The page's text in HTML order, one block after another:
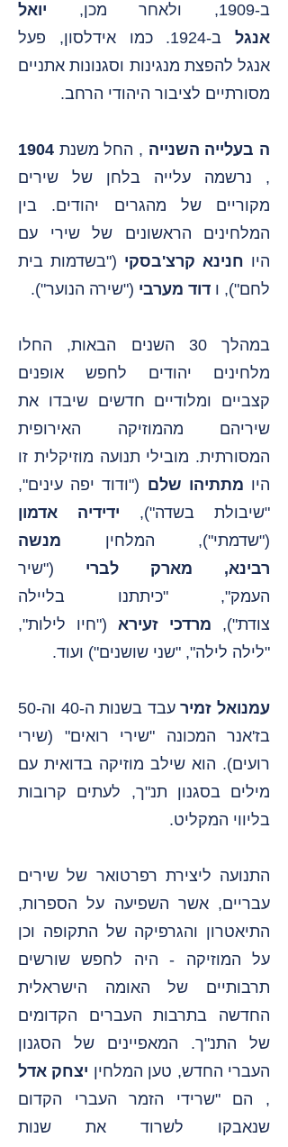
ב-1909, ולאחר מכן,
יואל
אנגל
ב-1924. כמו אידלסון, פעל
אנגל להפצת מנגינות וסגנונות אתניים
מסורתיים לציבור היהודי הרחב.
ה בעלייה השנייה , החל משנת 1904
, נרשמה עלייה בלחן של שירים
מקוריים של מהגרים יהודים.
בין
המלחינים הראשונים של שירי עם
היו חנינא קרצ'בסקי ("בשדמות בית
לחם"), ו דוד מערבי ("שירה הנוער").
במהלך 30 השנים הבאות, החלו
מלחינים יהודים לחפש אופנים
קצביים ומלודיים חדשים שיבדו את
שיריהם מהמוזיקה האירופית
המסורתית. מובילי תנועה מוזיקלית זו
היו מתתיהו שלם ("ודוד יפה עינים",
"שיבולת בשדה"), ידידיה אדמון
("שדמתי"), המלחין מנשה
רבינא,
מארק לברי
("שיר
העמק",
"כיתתנו בליילה
צודת"),
מרדכי זעירא
("חיו לילות",
"לילה לילה", "שני שושנים") ועוד.
עמנואל זמיר
עבד בשנות ה-40 וה-50
בז'אנר המכונה "שירי רואים" (שירי
רועים). הוא שילב מוזיקה בדואית עם
מילים בסגנון תנ"ך, לעתים קרובות
בליווי המקליט.
התנועה ליצירת רפרטואר של שירים
עבריים, אשר השפיעה על הספרות,
התיאטרון והגרפיקה של התקופה וכן
על המוזיקה - היה לחפש שורשים
תרבותיים של האומה הישראלית
החדשה בתרבות העברים הקדומים
של התנ"ך. המאפיינים של הסגנון
העברי החדש, טען המלחין יצחק אדל
, הם "שרידי הזמר העברי הקדום
שנאבקו לשרוד את שנות